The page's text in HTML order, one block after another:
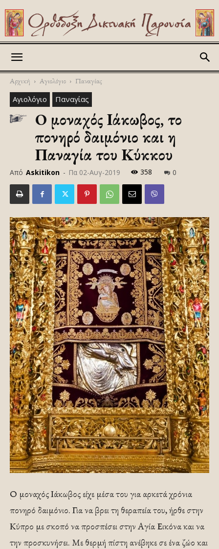
Αρχική Αγιολόγιο Παναγίας
Αγιολόγιο Παναγίας
O μοναχός Ιάκωβος, το
πονηρό δαιμόνιο και η
Παναγία του Κύκκου
Από Askitikon - Πα 02-Αυγ-2019 358 0
Ο μοναχός Ιάκωβος είχε μέσα του για αρκετά χρόνια
πονηρό δαιμόνιο. Για να βρει τη θεραπεία του, ήρθε στην
Κύπρο με σκοπό να προσπέσει στην Αγία Εικόνα και να
την προσκυνήσει. Με θερμή πίστη ανέβηκε σε ένα ζώο και